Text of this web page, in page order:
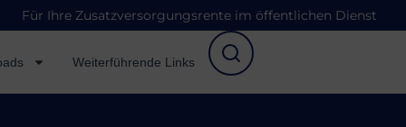
Für Ihre Zusatzversorgungsrente im öffentlichen Dienst
Weiterführende Links